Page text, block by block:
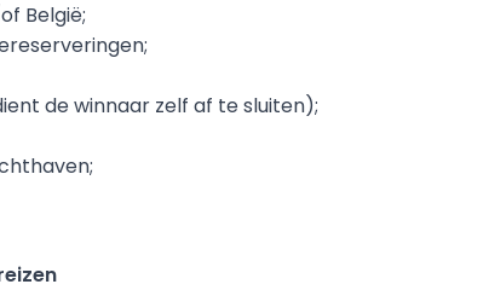
België;
de winnaar zelf af te sluiten);